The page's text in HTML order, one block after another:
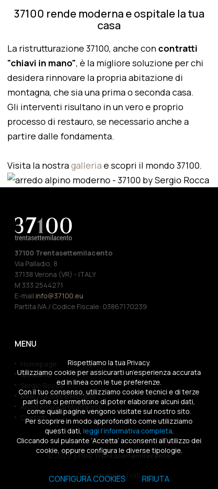
37100 rende moderna e ospitale la tua
casa
La ristrutturazione 37100, anche con contratti
"chiavi in mano", è la migliore soluzione per chi
desidera rinnovare la propria abitazione di
montagna, che sia una prima o seconda casa.
Gli interventi risultano in un vero e proprio
processo di restauro, se necessario anche a
partire dalle fondamenta.
Visita la nostragalleria e scopri il mondo 37100.
37100 Trentasettemilacento
Via Palladio, 8
37138 Verona (VR) - ITALY
M 333 2544271
E-mail info@37100.eu
Partita IVA / Codice Fiscale: 03867170239
MENU
Homepage
Chi siamo
Sergio Rocca
Realizzazioni e Progetti
Architettura di Montagna
Contatti
© 202637100 Trentasettemilacento
Tutti i diritti riservati
Rispettiamo la tua Privacy.
Utilizziamo cookie per assicurarti un’esperienza accurata
ed in linea con le tue preferenze.
Con il tuo consenso, utilizziamo cookie tecnici e di terze
parti che ci permettono di poter elaborare alcuni dati,
come quali pagine vengono visitate sul nostro sito.
Per scoprire in modo approfondito come utilizziamo
questi dati, leggi l’informativa completa.
Cliccando sul pulsante ‘Accetta’ acconsenti all’utilizzo dei
cookie, oppure configura le diverse tipologie.
CONFIGURA COOKIES RIFIUTA